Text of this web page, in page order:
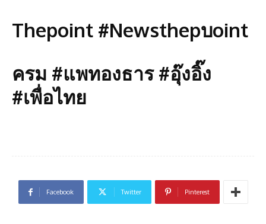
Thepoint #Newsthepบoint
ครม #แพทองธาร #อุ๊งอิ๊ง
#เพื่อไทย
Facebook Twitter Pinterest